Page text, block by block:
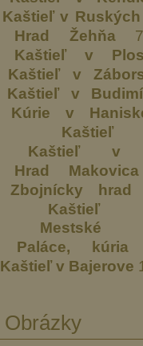
Kaštieľ v
Hrad Žehňa
Kaštieľ v
Kaštieľ v
Kaštieľ v
Kúrie v
Kaštieľ v
Hrad Makovica
Zbojnícky hrad
Kaštieľ
Paláce,
Kaštieľ v Bajerove
Obrázky